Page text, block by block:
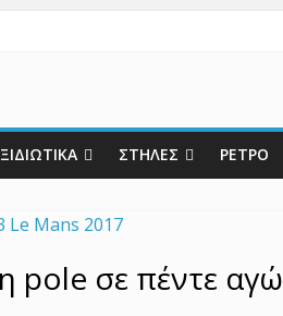
ΣΤΗΛΕΣ ΡΕΤΡΟ
pole σε πέντε